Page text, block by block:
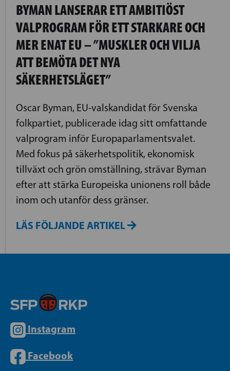
BYMAN LANSERAR ETT AMBITIÖST
VALPROGRAM FÖR ETT STARKARE OCH
MER ENAT EU – ”MUSKLER OCH VILJA
ATT BEMÖTA DET NYA
SÄKERHETSLÄGET”
Oscar Byman, EU-valskandidat för Svenska
folkpartiet, publicerade idag sitt omfattande
valprogram inför Europaparlamentsvalet.
Med fokus på säkerhetspolitik, ekonomisk
tillväxt och grön omställning, strävar Byman
efter att stärka Europeiska unionens roll både
inom och utanför dess gränser.
LÄS FÖLJANDE ARTIKEL
Instagram
Facebook